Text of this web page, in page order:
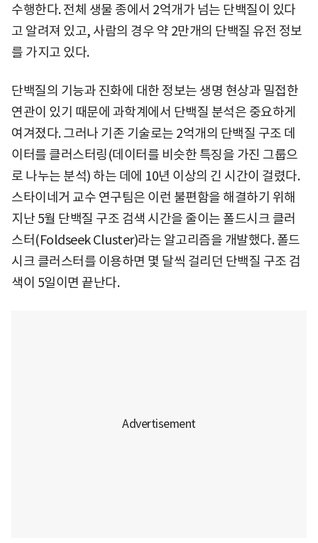
수행한다. 전체 생물 종에서 2억개가 넘는 단백질이 있다
고 알려져 있고, 사람의 경우 약 2만개의 단백질 유전 정보
를 가지고 있다.
단백질의 기능과 진화에 대한 정보는 생명 현상과 밀접한
연관이 있기 때문에 과학계에서 단백질 분석은 중요하게
여겨졌다. 그러나 기존 기술로는 2억개의 단백질 구조 데
이터를 클러스터링(데이터를 비슷한 특징을 가진 그룹으
로 나누는 분석) 하는 데에 10년 이상의 긴 시간이 걸렸다.
스타이네거 교수 연구팀은 이런 불편함을 해결하기 위해
지난 5월 단백질 구조 검색 시간을 줄이는 폴드시크 클러
스터(Foldseek Cluster)라는 알고리즘을 개발했다. 폴드
시크 클러스터를 이용하면 몇 달씩 걸리던 단백질 구조 검
색이 5일이면 끝난다.